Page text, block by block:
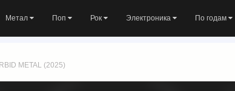
Метал Поп Рок Электроника По годам
METAL (2025)